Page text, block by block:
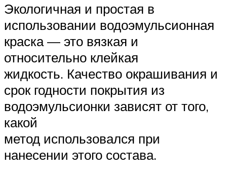
Экологичная и простая в
использовании водоэмульсионная
краска — это вязкая и
относительно клейкая
жидкость. Качество окрашивания и
срок годности покрытия из
водоэмульсионки зависят от того,
какой
метод использовался при
нанесении этого состава.